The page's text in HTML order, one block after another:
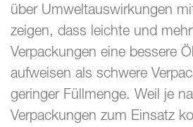
über Umweltauswirkungen
zeigen, dass leichte und
Verpackungen eine bessere
aufweisen als schwere
geringer Füllmenge. Weil je
Verpackungen zum Einsatz